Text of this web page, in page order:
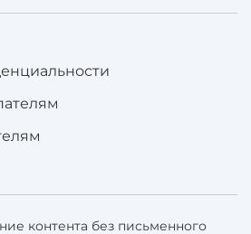
контента без письменного